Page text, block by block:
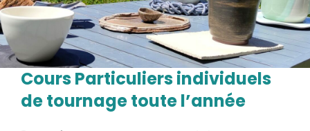
Cours Particuliers individuels
de tournage toute l’année